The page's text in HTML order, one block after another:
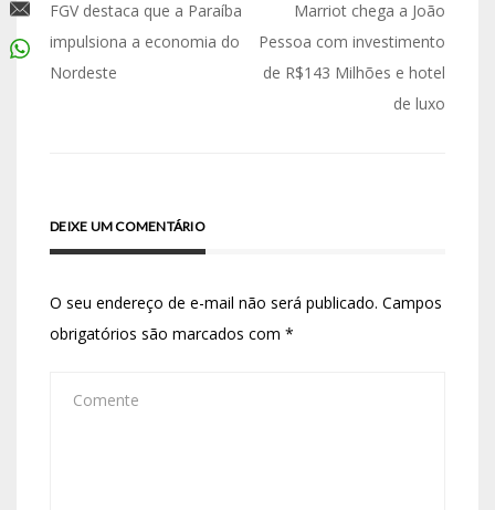
FGV destaca que a Paraíba
impulsiona a economia do
Nordeste
Marriot chega a João
Pessoa com investimento
de R$143 Milhões e hotel
de luxo
DEIXE UM COMENTÁRIO
O seu endereço de e-mail não será publicado. Campos
obrigatórios são marcados com *